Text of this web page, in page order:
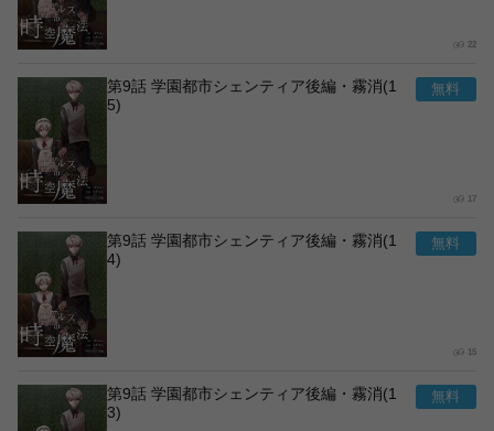
22
第9話 学園都市シェンティア後編・霧消(1
5)
17
第9話 学園都市シェンティア後編・霧消(1
4)
15
第9話 学園都市シェンティア後編・霧消(1
3)